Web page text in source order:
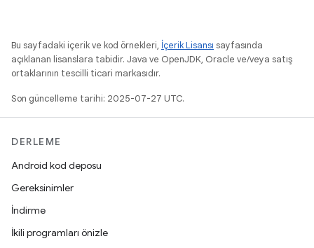
Bu sayfadaki içerik ve kod örnekleri, İçerik Lisansı sayfasında
açıklanan lisanslara tabidir. Java ve OpenJDK, Oracle ve/veya satış
ortaklarının tescilli ticari markasıdır.
Son güncelleme tarihi: 2025-07-27 UTC.
DERLEME
Android kod deposu
Gereksinimler
İndirme
İkili programları önizle